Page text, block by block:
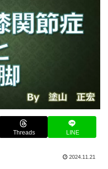
Threads LINE
2024.11.21